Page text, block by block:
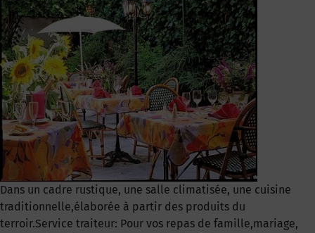
Dans un cadre rustique, une salle climatisée, une cuisine
traditionnelle,élaborée à partir des produits du
terroir.Service traiteur: Pour vos repas de famille,mariage,